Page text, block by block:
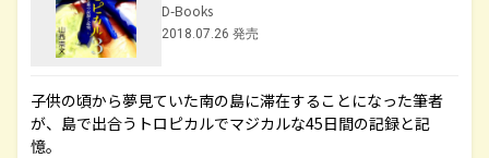
D-Books
2018.07.26 発売
子供の頃から夢見ていた南の島に滞在することになった筆者
が、島で出合うトロピカルでマジカルな45日間の記録と記
憶。